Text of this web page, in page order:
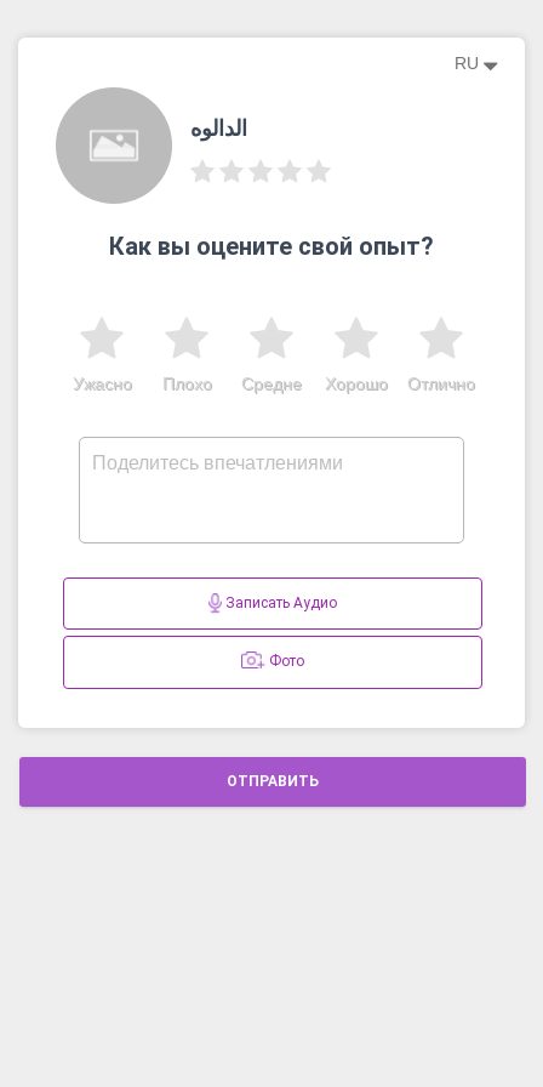
RU
الدالوه
Как вы оцените свой опыт?
Отлично
Хорошо
Средне
Плохо
Ужасно
Записать Аудио
Фото
ОТПРАВИТЬ